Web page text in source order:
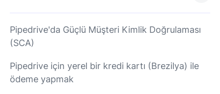
Pipedrive'da Güçlü Müşteri Kimlik Doğrulaması
(SCA)
Pipedrive için yerel bir kredi kartı (Brezilya) ile
ödeme yapmak